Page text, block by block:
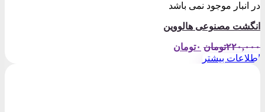
در انبار موجود نمی باشد
انگشت مصنوعی هالووین
۲۲۰,۰۰۰تومان قیمت
۰تومان
اطلاعات بیشتر